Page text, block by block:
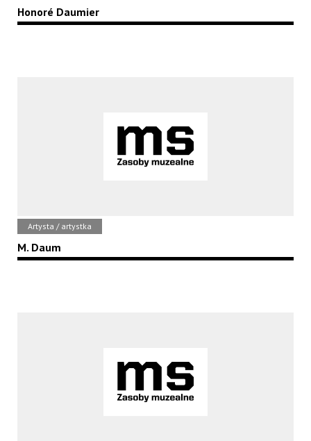
Honoré Daumier
Artysta / artystka
M. Daum